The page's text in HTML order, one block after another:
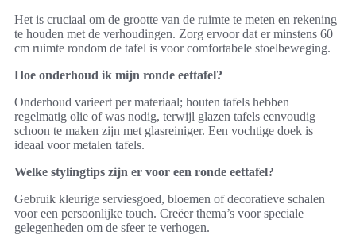
Het is cruciaal om de grootte van de ruimte te meten en rekening
te houden met de verhoudingen. Zorg ervoor dat er minstens 60
cm ruimte rondom de tafel is voor comfortabele stoelbeweging.
Hoe onderhoud ik mijn ronde eettafel?
Onderhoud varieert per materiaal; houten tafels hebben
regelmatig olie of was nodig, terwijl glazen tafels eenvoudig
schoon te maken zijn met glasreiniger. Een vochtige doek is
ideaal voor metalen tafels.
Welke stylingtips zijn er voor een ronde eettafel?
Gebruik kleurige serviesgoed, bloemen of decoratieve schalen
voor een persoonlijke touch. Creëer thema’s voor speciale
gelegenheden om de sfeer te verhogen.